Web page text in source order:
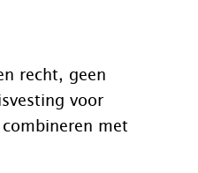
recht, geen
voor
met